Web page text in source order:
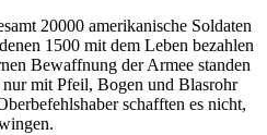
20000 amerikanische Soldaten
1500 mit dem Leben bezahlen
Bewaffnung der Armee standen
mit Pfeil, Bogen und Blasrohr
schafften es nicht,